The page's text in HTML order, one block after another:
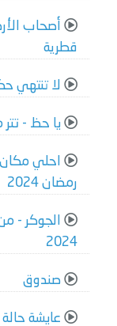
أصحاب
قطرية
لا تنتهي
يا حظ -
رمضان 2024
الجوكر -
2024
صندوق
عايشة حالة